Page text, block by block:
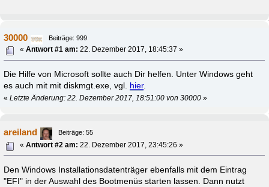
30000
Beiträge: 999
«Antwort #1 am: 22. Dezember 2017, 18:45:37 »
Die Hilfe von Microsoft sollte auch Dir helfen. Unter Windows geht
es auch mit mit diskmgt.exe, vgl. hier.
«Letzte Änderung: 22. Dezember 2017, 18:51:00 von 30000 »
areiland
Beiträge: 55
«Antwort #2 am: 22. Dezember 2017, 23:45:26 »
Den Windows Installationsdatenträger ebenfalls mit dem Eintrag
"EFI" in der Auswahl des Bootmenüs starten lassen. Dann nutzt